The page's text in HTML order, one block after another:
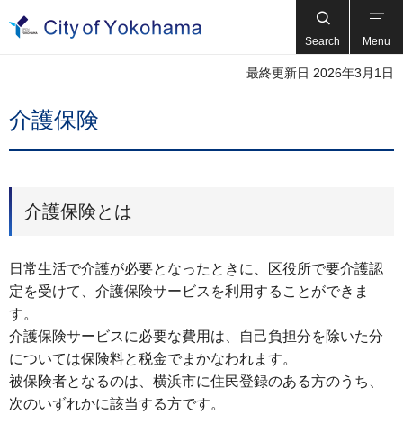
Search Menu
最終更新日 2026年3月1日
介護保険
介護保険とは
日常生活で介護が必要となったときに、区役所で要介護認
定を受けて、介護保険サービスを利用することができま
す。
介護保険サービスに必要な費用は、自己負担分を除いた分
については保険料と税金でまかなわれます。
被保険者となるのは、横浜市に住民登録のある方のうち、
次のいずれかに該当する方です。